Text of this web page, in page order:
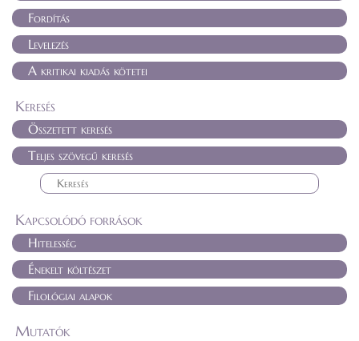
Fordítás
Levelezés
A kritikai kiadás kötetei
Keresés
Összetett keresés
Teljes szövegű keresés
Kapcsolódó források
Hitelesség
Énekelt költészet
Filológiai alapok
Mutatók